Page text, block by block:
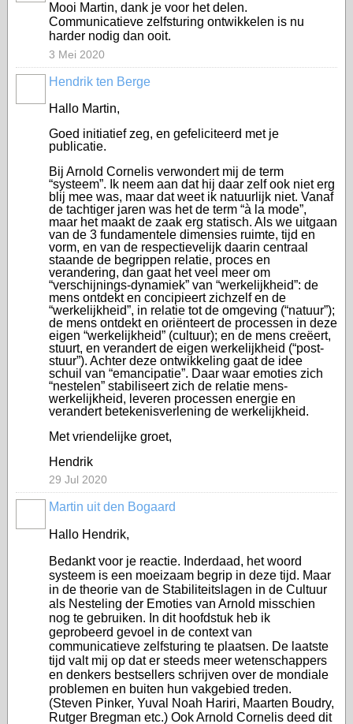
Mooi Martin, dank je voor het delen.
Communicatieve zelfsturing ontwikkelen is nu
harder nodig dan ooit.
3 Mei 2020
Hendrik ten Berge
Hallo Martin,
Goed initiatief zeg, en gefeliciteerd met je
publicatie.
Bij Arnold Cornelis verwondert mij de term
“systeem”. Ik neem aan dat hij daar zelf ook niet erg
blij mee was, maar dat weet ik natuurlijk niet. Vanaf
de tachtiger jaren was het de term “à la mode”,
maar het maakt de zaak erg statisch. Als we uitgaan
van de 3 fundamentele dimensies ruimte, tijd en
vorm, en van de respectievelijk daarin centraal
staande de begrippen relatie, proces en
verandering, dan gaat het veel meer om
“verschijnings-dynamiek” van “werkelijkheid”: de
mens ontdekt en concipieert zichzelf en de
“werkelijkheid”, in relatie tot de omgeving (“natuur”);
de mens ontdekt en oriënteert de processen in deze
eigen “werkelijkheid” (cultuur); en de mens creëert,
stuurt, en verandert de eigen werkelijkheid (“post-
stuur”). Achter deze ontwikkeling gaat de idee
schuil van “emancipatie”. Daar waar emoties zich
“nestelen” stabiliseert zich de relatie mens-
werkelijkheid, leveren processen energie en
verandert betekenisverlening de werkelijkheid.
Met vriendelijke groet,
Hendrik
29 Jul 2020
Martin uit den Bogaard
Hallo Hendrik,
Bedankt voor je reactie. Inderdaad, het woord
systeem is een moeizaam begrip in deze tijd. Maar
in de theorie van de Stabiliteitslagen in de Cultuur
als Nesteling der Emoties van Arnold misschien
nog te gebruiken. In dit hoofdstuk heb ik
geprobeerd gevoel in de context van
communicatieve zelfsturing te plaatsen. De laatste
tijd valt mij op dat er steeds meer wetenschappers
en denkers bestsellers schrijven over de mondiale
problemen en buiten hun vakgebied treden.
(Steven Pinker, Yuval Noah Hariri, Maarten Boudry,
Rutger Bregman etc.) Ook Arnold Cornelis deed dit